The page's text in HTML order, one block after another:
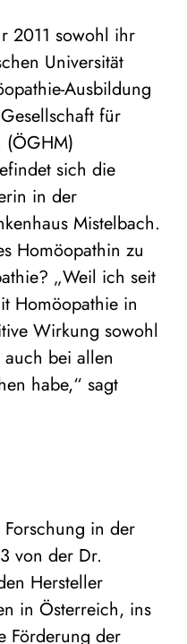
2011 sowohl ihr
Universität
Ausbildung
für
(ÖGHM)
sich die
in der
Mistelbach.
Homöopathin zu
„Weil ich seit
Homöopathie in
Wirkung sowohl
bei allen
habe,“ sagt
in der
von der Dr.
Hersteller
in Österreich, ins
Förderung der